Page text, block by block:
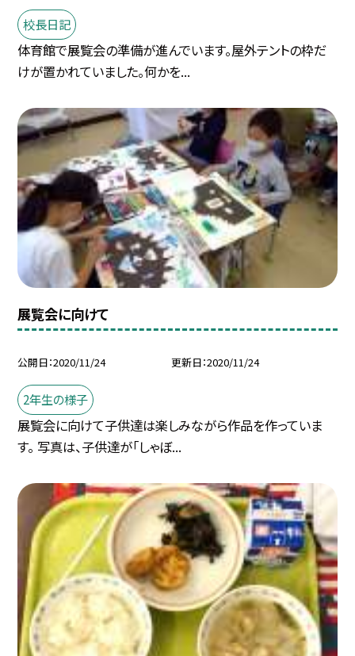
校長日記
体育館で展覧会の準備が進んでいます。屋外テントの枠だ
けが置かれていました。何かを...
展覧会に向けて
公開日 2020/11/24 更新日 2020/11/24
2年生の様子
展覧会に向けて子供達は楽しみながら作品を作っていま
す。 写真は、子供達が「しゃぼ...